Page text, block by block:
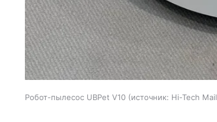
Робот-пылесос UBPet V10 источник: Hi-Tech Mail